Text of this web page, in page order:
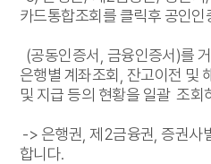
카드통합조회를 클릭후 공인인
(공동인증서, 금융인증서)를
은행별 계좌조회, 잔고이전 및
및 지급 등의 현황을 일괄 조회
-> 은행권, 제2금융권, 증권사
합니다.